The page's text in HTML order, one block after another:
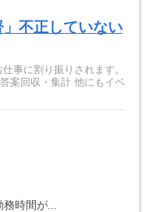
不正していない
集計 他にもイベ
時間が...